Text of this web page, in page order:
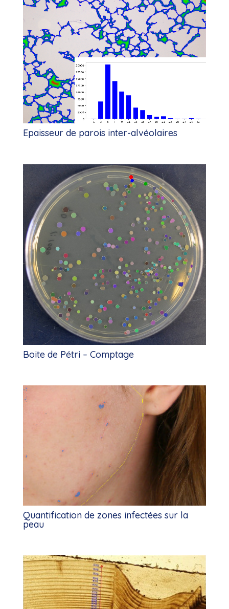
Epaisseur de parois inter-alvéolaires
Boite de Pétri – Comptage
Quantification de zones infectées sur la
peau